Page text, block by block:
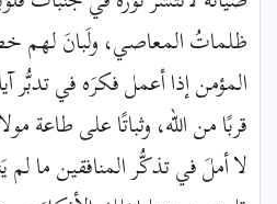
ظلماتُ المعاصي، ولَبانَ لهم
المؤمن إذا أعمل فكرَه في تدبُّر
قربًا من الله، وثباتًا على طاعة
لا أملَ في تذكُّر المنافقين ما لم